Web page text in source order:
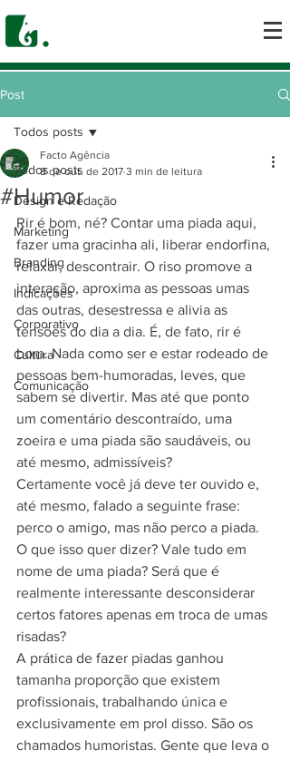
Post
Todos posts
Design e Redação
Marketing
Branding
Indicações
Corporativo
Cultura
Comunicação
Todos posts
#Humor
Facto Agência
8 de out. de 2017 3 min de leitura
Rir é bom, né? Contar uma piada aqui,
fazer uma gracinha ali, liberar endorfina,
relaxar, descontrair. O riso promove a
interação, aproxima as pessoas umas
das outras, desestressa e alivia as
tensões do dia a dia. É, de fato, rir é
bom. Nada como ser e estar rodeado de
pessoas bem-humoradas, leves, que
sabem se divertir. Mas até que ponto
um comentário descontraído, uma
zoeira e uma piada são saudáveis, ou
até mesmo, admissíveis?
Certamente você já deve ter ouvido e,
até mesmo, falado a seguinte frase:
perco o amigo, mas não perco a piada.
O que isso quer dizer? Vale tudo em
nome de uma piada? Será que é
realmente interessante desconsiderar
certos fatores apenas em troca de umas
risadas?
A prática de fazer piadas ganhou
tamanha proporção que existem
profissionais, trabalhando única e
exclusivamente em prol disso. São os
chamados humoristas. Gente que leva o